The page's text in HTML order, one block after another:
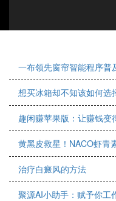
一布领先窗帘智能程序普
想买冰箱却不知该如何选
趣闲赚苹果版：让赚钱变
黄黑皮救星！NACO虾青
治疗白癜风的方法
聚源AI小助手：赋予你工